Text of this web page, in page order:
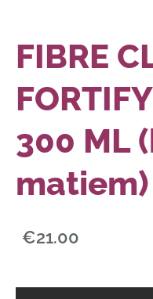
FIBRE
300 ML
matiem)
€21.00